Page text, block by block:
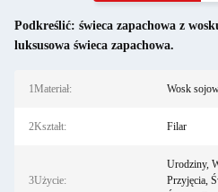
Podkreślić: świeca zapachowa z
luksusowa świeca zapachowa.
1Materiał: Wosk
2Kształt: Filar
3Użycie:
Urodziny,
Przyjęcia,